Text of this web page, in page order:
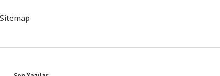
Sitemap